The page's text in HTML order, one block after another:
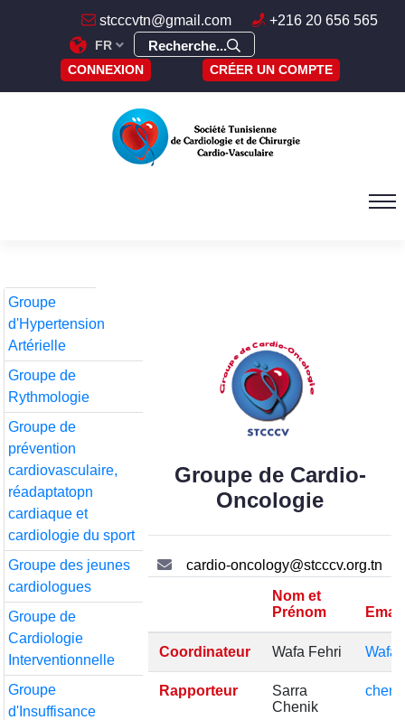
stcccvtn@gmail.com +216 20 656 565
FR Recherche...
CONNEXION CRÉER UN COMPTE
Groupe
d'Hypertension
Artérielle
Groupe de
Rythmologie
Groupe de
prévention
cardiovasculaire,
réadaptatopn
cardiaque et
cardiologie du sport
Groupe des jeunes
cardiologues
Groupe de
Cardiologie
Interventionnelle
Groupe
d'Insuffisance
Groupe de Cardio-
Oncologie
cardio-oncology@stcccv.org.tn
Nom et
Prénom
Email
Coordinateur Wafa Fehri
Rapporteur
Sarra
Chenik